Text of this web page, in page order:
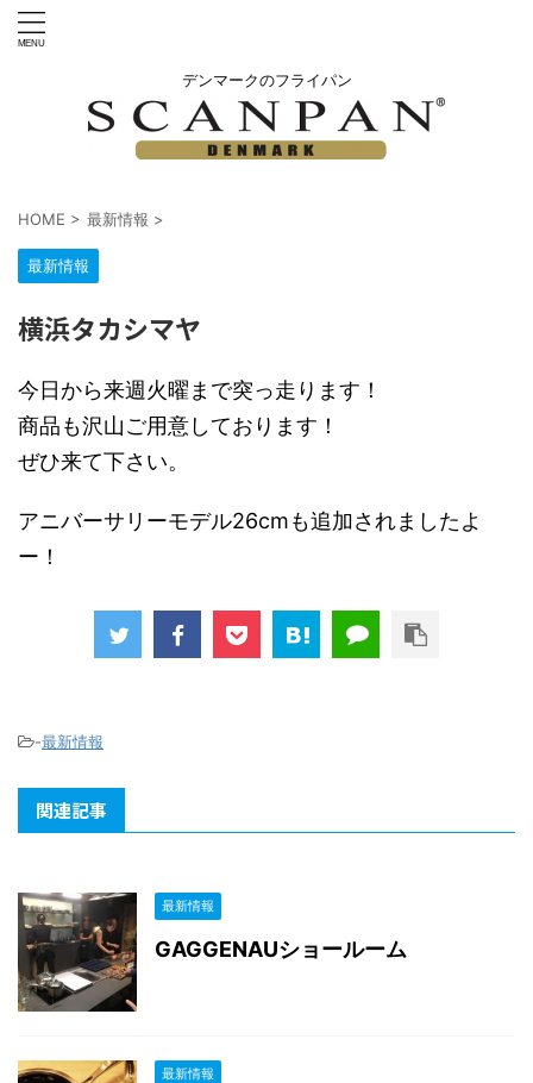
デンマークのフライパン
HOME > 最新情報 >
最新情報
横浜タカシマヤ
今日から来週火曜まで突っ走ります！
商品も沢山ご用意しております！
ぜひ来て下さい。
アニバーサリーモデル26cmも追加されましたよ
ー！
-最新情報
関連記事
最新情報
GAGGENAUショールーム
最新情報